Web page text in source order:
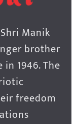
Manik
brother
1946. The
freedom